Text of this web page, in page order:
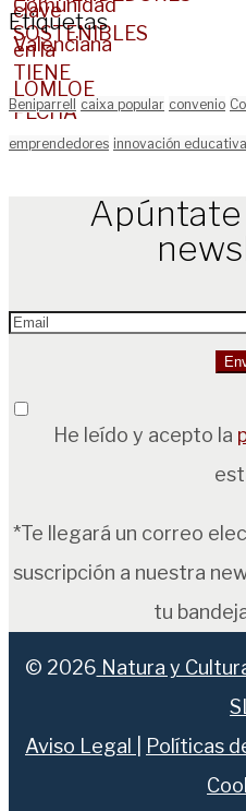
Etiquetas
Beniparrell caixa popular convenio
emprendedores innovación educativa
He leído y acepto la
*Te llegará un correo
suscripción a nuestra
tu
© 2026 Natura y
Aviso Legal
Políticas